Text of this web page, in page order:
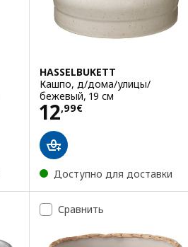
HASSELBUKETT
Кашпо, д/дома/улицы/
бежевый, 19 см
12,99€
Цена 12,99€
Доступно для доставки
Сравнить